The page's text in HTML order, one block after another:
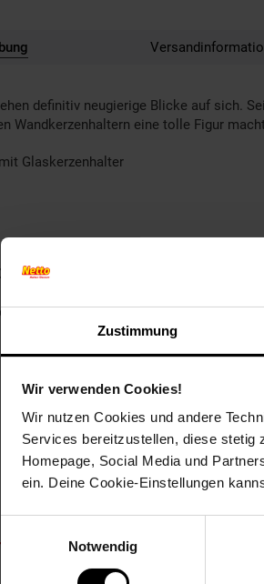
Zustimmung
Wir verwenden Cookies!
Wir nutzen Cookies und andere
Services bereitzustellen, diese stetig
Homepage, Social Media und
ein. Deine Cookie-Einstellungen
Notwendig
definitiv neugierige Blicke auf sich.
Wandkerzenhaltern eine tolle Figur macht.
Glaskerzenhalter
Wanddeko
Angebote